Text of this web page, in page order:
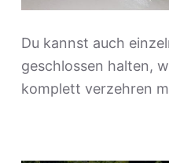
Du kannst auch
geschlossen halten,
komplett verzehren